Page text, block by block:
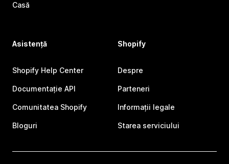
Casă
Asistență
Shopify Help Center
Documentație API
Comunitatea Shopify
Bloguri
Shopify
Despre
Parteneri
Informații legale
Starea serviciului